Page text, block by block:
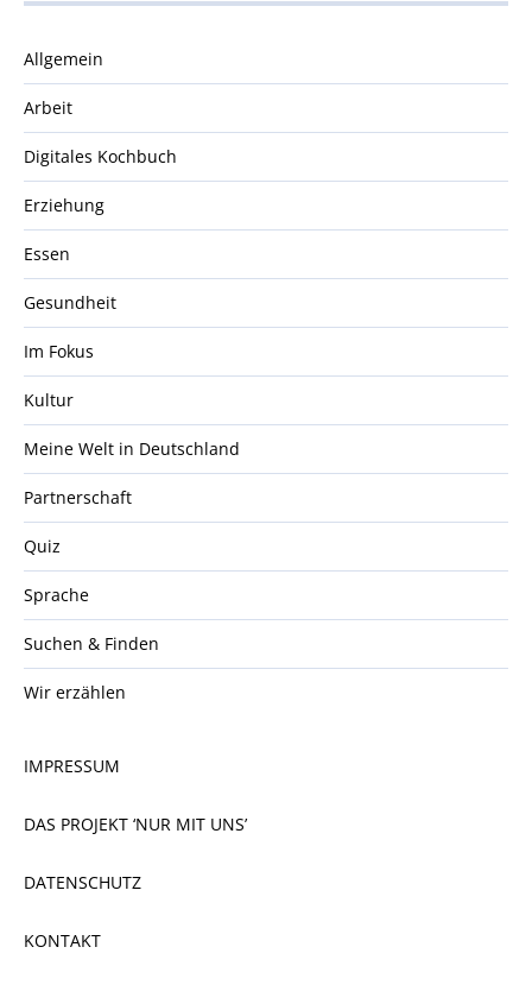
Allgemein
Arbeit
Digitales Kochbuch
Erziehung
Essen
Gesundheit
Im Fokus
Kultur
Meine Welt in Deutschland
Partnerschaft
Quiz
Sprache
Suchen & Finden
Wir erzählen
IMPRESSUM
DAS PROJEKT ‘NUR MIT UNS’
DATENSCHUTZ
KONTAKT